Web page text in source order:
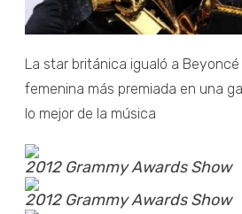
La star británica igualó a
femenina más premiada en una
lo mejor de la música
2012 Grammy Awards Show
2012 Grammy Awards Show